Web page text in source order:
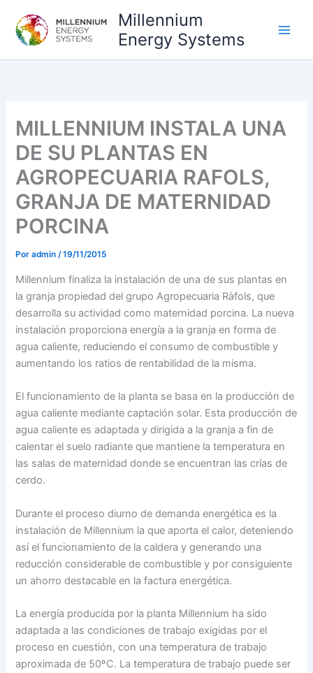
contenido
Millennium
Energy Systems
MILLENNIUM INSTALA UNA
DE SU PLANTAS EN
AGROPECUARIA RAFOLS,
GRANJA DE MATERNIDAD
PORCINA
Poradmin/19/11/2015
Millennium finaliza la instalación de una de sus plantas en
la granja propiedad del grupo Agropecuaria Ràfols, que
desarrolla su actividad como maternidad porcina. La nueva
instalación proporciona energía a la granja en forma de
agua caliente, reduciendo el consumo de combustible y
aumentando los ratios de rentabilidad de la misma.
El funcionamiento de la planta se basa en la producción de
agua caliente mediante captación solar. Esta producción de
agua caliente es adaptada y dirigida a la granja a fin de
calentar el suelo radiante que mantiene la temperatura en
las salas de maternidad donde se encuentran las crías de
cerdo.
Durante el proceso diurno de demanda energética es la
instalación de Millennium la que aporta el calor, deteniendo
así el funcionamiento de la caldera y generando una
reducción considerable de combustible y por consiguiente
un ahorro destacable en la factura energética.
La energía producida por la planta Millennium ha sido
adaptada a las condiciones de trabajo exigidas por el
proceso en cuestión, con una temperatura de trabajo
aproximada de 50ºC. La temperatura de trabajo puede ser